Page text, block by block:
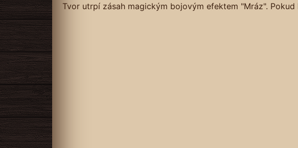
Tvor utrpí zásah magickým bojovým efektem "Mráz".